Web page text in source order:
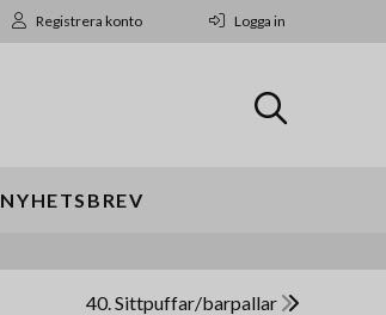
Registrera konto Logga in
NYHETSBREV
40. Sittpuffar/barpallar